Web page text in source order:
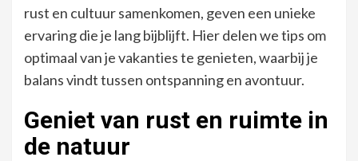
rust en cultuur samenkomen, geven een unieke
ervaring die je lang bijblijft. Hier delen we tips om
optimaal van je vakanties te genieten, waarbij je
balans vindt tussen ontspanning en avontuur.
Geniet van rust en ruimte in
de natuur